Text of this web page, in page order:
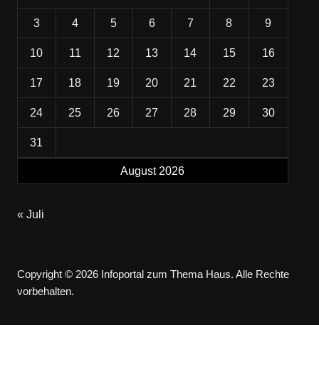
August 2026
3 4 5 6 7 8 9
10 11 12 13 14 15 16
17 18 19 20 21 22 23
24 25 26 27 28 29 30
31
« Juli
Copyright © 2026 Infoportal zum Thema Haus. Alle Rechte
vorbehalten.